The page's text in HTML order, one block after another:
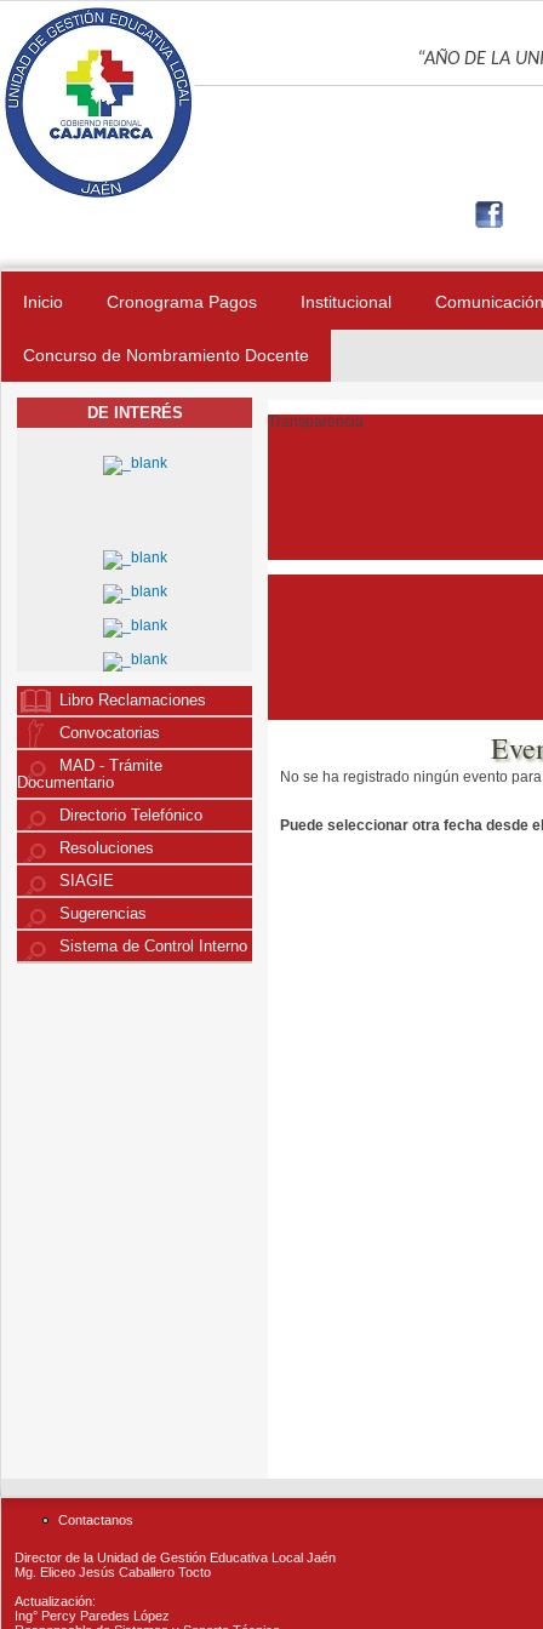
Pasar al contenido principal
“AÑO DE LA
Inicio Cronograma Pagos Institucional Comunicación
Concurso de Nombramiento Docente
DE INTERÉS
Libro Reclamaciones
Convocatorias
MAD - Trámite
Documentario
Directorio Telefónico
Resoluciones
SIAGIE
Sugerencias
Sistema de Control Interno
Transparencia
No se ha registrado ningún evento
Puede seleccionar otra fecha desde
Contactanos
Director de la Unidad de Gestión Educativa Local Jaén
Mg. Eliceo Jesús Caballero Tocto
Actualización:
Ing° Percy Paredes López